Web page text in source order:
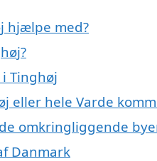
hjælpe med?
Tinghøj
eller hele Varde
omkringliggende
Danmark